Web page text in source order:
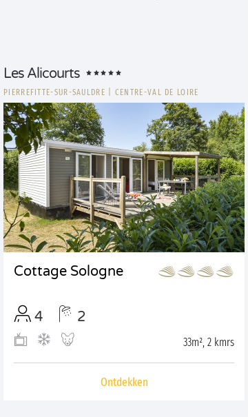
Les Alicourts
PIERREFITTE-SUR-SAULDRE CENTRE-VAL DE LOIRE
Cottage Sologne
4 2
33m², 2 kmrs
Ontdekken